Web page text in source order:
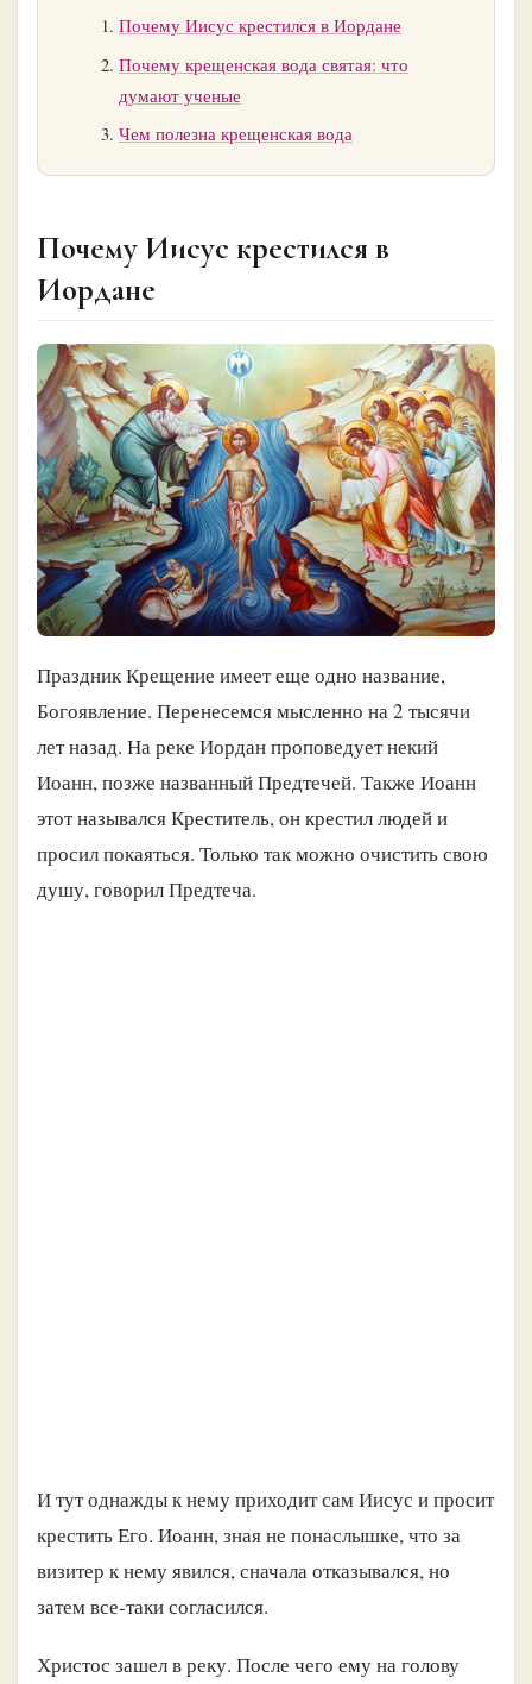
Почему Иисус крестился в Иордане
Почему крещенская вода святая: что
думают ученые
Чем полезна крещенская вода
Почему Иисус крестился в
Иордане
Праздник Крещение имеет еще одно название,
Богоявление. Перенесемся мысленно на 2 тысячи
лет назад. На реке Иордан проповедует некий
Иоанн, позже названный Предтечей. Также Иоанн
этот назывался Креститель, он крестил людей и
просил покаяться. Только так можно очистить свою
душу, говорил Предтеча.
И тут однажды к нему приходит сам Иисус и просит
крестить Его. Иоанн, зная не понаслышке, что за
визитер к нему явился, сначала отказывался, но
затем все-таки согласился.
Христос зашел в реку. После чего ему на голову